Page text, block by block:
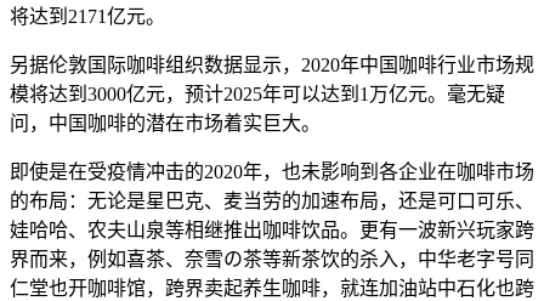
将达到2171亿元。
另据伦敦国际咖啡组织数据显示，2020年中国咖啡行业市场规
模将达到3000亿元，预计2025年可以达到1万亿元。毫无疑
问，中国咖啡的潜在市场着实巨大。
即使是在受疫情冲击的2020年，也未影响到各企业在咖啡市场
的布局：无论是星巴克、麦当劳的加速布局，还是可口可乐、
娃哈哈、农夫山泉等相继推出咖啡饮品。更有一波新兴玩家跨
界而来，例如喜茶、奈雪の茶等新茶饮的杀入，中华老字号同
仁堂也开咖啡馆，跨界卖起养生咖啡，就连加油站中石化也跨